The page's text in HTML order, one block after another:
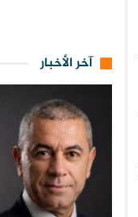
آخر الأخبار